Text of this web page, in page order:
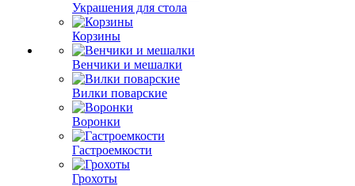
Украшения для стола
Корзины
Венчики и мешалки
Вилки поварские
Воронки
Гастроемкости
Грохоты